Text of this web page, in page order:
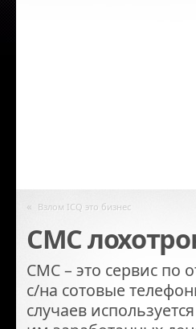
« Взлом ICQ это бизнес
СМС
СМС – это сервис по
с/на сотовые
случаев